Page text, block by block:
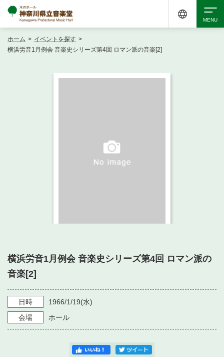
・ フロアマップ
・ よくある質問
・ 空き状況
・ 利用料金
・ 音楽堂のご案内
・ フロアマップ
・ 芸術参与
神奈川県立音楽堂
SNS
ホーム > イベントを探す >
横浜労音1月例会 音楽史シリーズ第4回 ロマン派の音楽[2]
横浜労音1月例会 音楽史シリーズ第4回 ロマン派の
音楽[2]
日時 1966/1/19(水)
会場
ホール